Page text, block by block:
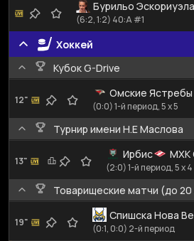
Бурильо
(6:2, 1:2) 40:A #1
Хоккей
Кубок G-Drive
12"
Омские Ястребы
(0:0) 1-й период, 5 x 5
Турнир имени Н.Е Маслова
13"
Ирбис МХК
(2:0) 1-й период, 5 x 4
Товарищеские матчи (до 20
19"
Спишска Нова
(0:1, 0:0) 2-й период